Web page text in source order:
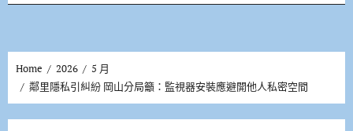
Home 2026
5 月
鄰里隱私引糾紛 岡山分局籲：監視器安裝應避開他人私密空間